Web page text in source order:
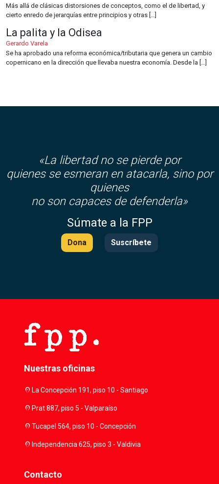
Más allá de clásicas distorsiones de conceptos, como el de libertad, y
cierto enredo de jerarquías entre principios y otras […]
La palita y la Odisea
Gerardo Varela
Se ha aprobado una reforma económica/tributaria que genera un cambio
copernicano en la dirección que llevaba nuestra economía. Desde la […]
«La libertad no se pierde por
quienes se esmeran en atacarla, sino por
quienes
no son capaces de defenderla»
Súmate a la FPP
Dona Suscríbete
Nuestras oficinas
location_onLa Concepción 191, piso 10 - Santiago
location_onPrat 887, piso 5 - Valparaíso
location_onTucapel 564, piso 10 - Concepción
location_onIndependencia 625, piso 3 - Valdivia
Contacto